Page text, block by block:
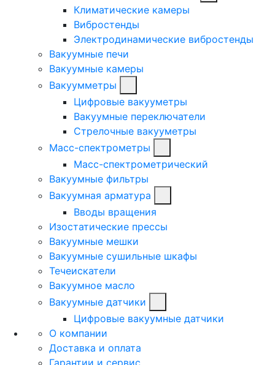
Климатические камеры
Вибростенды
Электродинамические вибростенды
Вакуумные печи
Вакуумные камеры
Вакуумметры
Цифровые вакууметры
Вакуумные переключатели
Стрелочные вакууметры
Масс-спектрометры
Масс-спектрометрический
Вакуумные фильтры
Вакуумная арматура
Вводы вращения
Изостатические прессы
Вакуумные мешки
Вакуумные сушильные шкафы
Течеискатели
Вакуумное масло
Вакуумные датчики
Цифровые вакуумные датчики
О компании
Доставка и оплата
Гарантии и сервис